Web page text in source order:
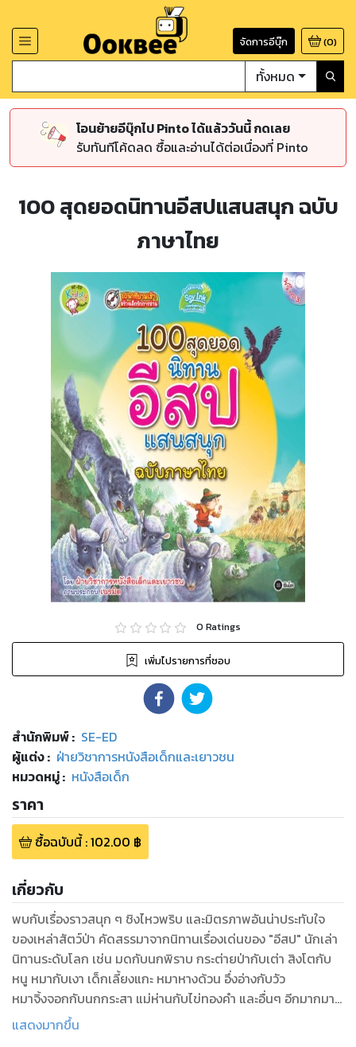
จัดการอีบุ๊ก (0)
ทั้งหมด
โอนย้ายอีบุ๊กไป Pinto ได้แล้ววันนี้ กดเลย
รับทันทีโค้ดลด ซื้อและอ่านได้ต่อเนื่องที่ Pinto
100 สุดยอดนิทานอีสปแสนสนุก ฉบับ
ภาษาไทย
0 Ratings
เพิ่มไปรายการที่ชอบ
สำนักพิมพ์: SE-ED
ผู้แต่ง : ฝ่ายวิชาการหนังสือเด็กและเยาวชน
หมวดหมู่: หนังสือเด็ก
ราคา
ซื้อฉบับนี้:102.00 ฿
เกี่ยวกับ
พบกับเรื่องราวสนุก ๆ ชิงไหวพริบ และมิตรภาพอันน่าประทับใจ
ของเหล่าสัตว์ป่า คัดสรรมาจากนิทานเรื่องเด่นของ "อีสป" นักเล่า
นิทานระดับโลก เช่น มดกับนกพิราบ กระต่ายป่ากับเต่า สิงโตกับ
หนู หมากับเงา เด็กเลี้ยงแกะ หมาหางด้วน อึ่งอ่างกับวัว
หมาจิ้งจอกกับนกกระสา แม่ห่านกับไข่ทองคำ และอื่นๆ อีกมากมาย
ที่สร้างความประทับใจให้แก่คนทั่วโลกมาแล้วทุกยุคทุกสมัย สอด
แสดงมากขึ้น